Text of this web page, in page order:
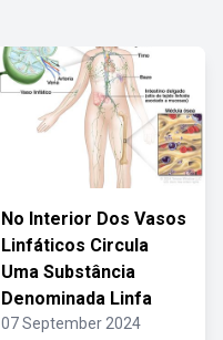
No Interior Dos Vasos
Linfáticos Circula
Uma Substância
Denominada Linfa
07 September 2024